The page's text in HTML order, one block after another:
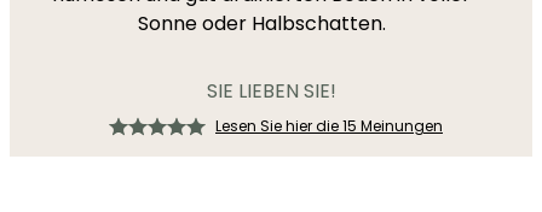
Sonne oder Halbschatten.
SIE LIEBEN SIE!
Lesen Sie hier die 15 Meinungen